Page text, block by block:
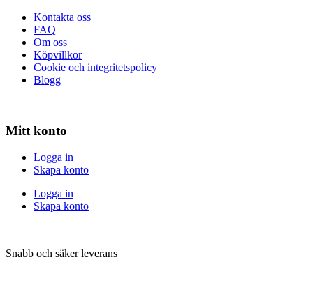
Kontakta oss
FAQ
Om oss
Köpvillkor
Cookie och integritetspolicy
Blogg
Mitt konto
Logga in
Skapa konto
Logga in
Skapa konto
Snabb och säker leverans